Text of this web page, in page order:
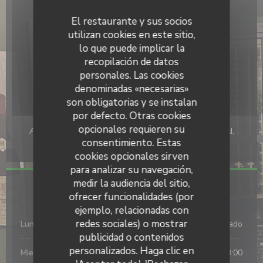
El restaurante y sus socios
utilizan cookies en este sitio,
lo que puede implicar la
recopilación de datos
personales. Las cookies
denominadas «necesarias»
son obligatorias y se instalan
por defecto. Otras cookies
opcionales requieren su
consentimiento. Estas
cookies opcionales sirven
para analizar su navegación,
medir la audiencia del sitio,
ofrecer funcionalidades (por
ejemplo, relacionadas con
redes sociales) o mostrar
publicidad o contenidos
personalizados. Haga clic en
Tapas elaboradas, Cocina Tradicional
Tipo de negocio
BARRA DE VINOS-BISTROT-RESTAURANTE
Servicios
Privatización, WiFi, Terraza
Métodos de pago
Apple Pay, Contactless Payment, Eurocard/Mastercard,
Efectivo, Visa, Tarjeta de Crédito
Horario de apertura
Lun Cerrado
Mie 09:00 - 15:00 • 18:30 - 23:00